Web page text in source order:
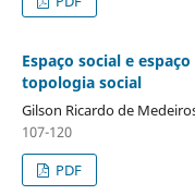
Espaço social e
topologia social
Gilson Ricardo de
107-120
PDF